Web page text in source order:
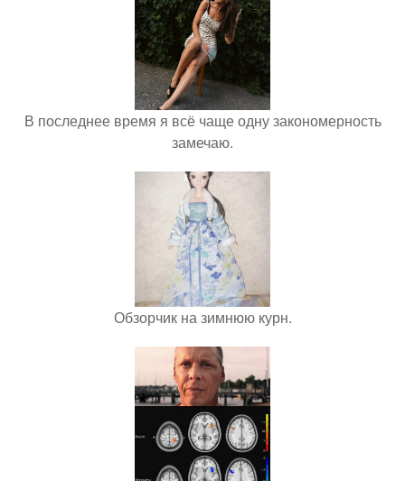
В последнее время я всё чаще одну закономерность
замечаю.
Обзорчик на зимнюю курн.